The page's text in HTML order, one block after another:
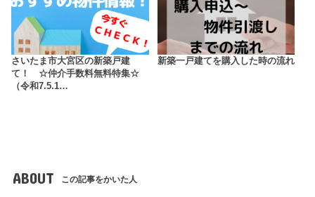
さいたま市大宮区の新築戸建
て！ ☆仲介手数料無料特集☆
（令和7.5.1…
新築一戸建てを購入した時の流れ
ABOUT この記事をかいた人